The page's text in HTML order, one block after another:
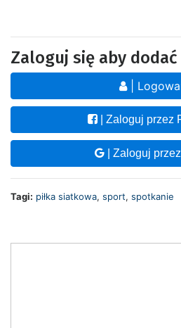
Zaloguj się aby
|
| Zaloguj przez
| Zaloguj
Tagi: piłka siatkowa, sport, spotkanie